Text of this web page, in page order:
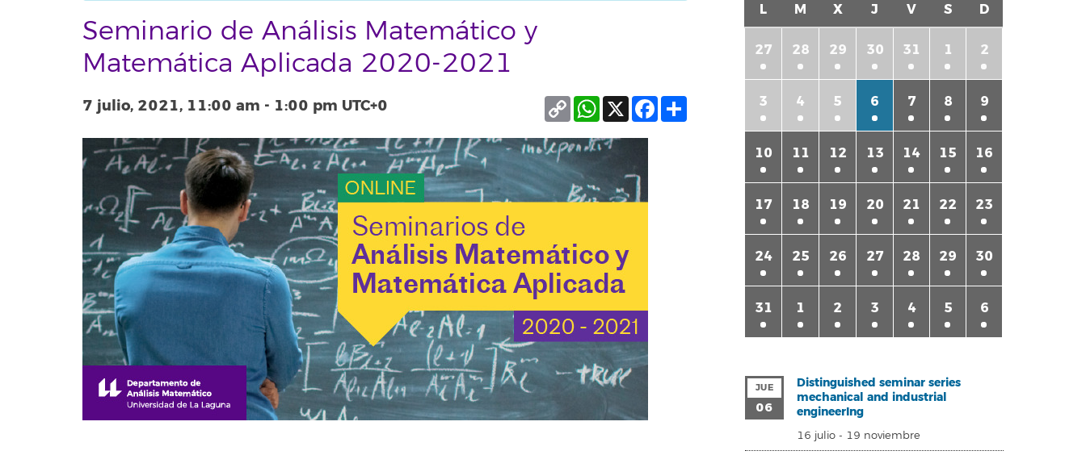
Seminario de Análisis Matemático y
Matemática Aplicada 2020-2021
7 julio, 2021, 11:00 am - 1:00 pm UTC+0 Facebook
X
WhatsApp
Copy
Link
L M X J V S D
27 28 29 30 31 1 2
3 4 5 6 7 8 9
10 11 12 13 14 15 16
17 18 19 20 21 22 23
24 25 26 27 28 29 30
31 1 2 3 4 5 6
JUE
06
Distinguished seminar series
mechanical and industrial
engineerIng
16 julio - 19 noviembre